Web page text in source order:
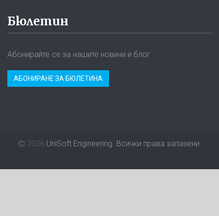
Бюлетин
Абонирайте се за нашите новини и блог
АБОНИРАНЕ ЗА БЮЛЕТИНА
2026 UniSoft Engineering. Всички права запазени.